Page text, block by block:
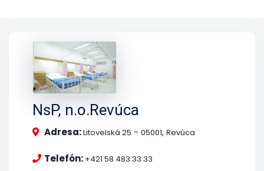
NsP, n.o.Revúca
Adresa:Litovelská 25 - 05001, Revúca
Telefón: +421 58 483 33 33